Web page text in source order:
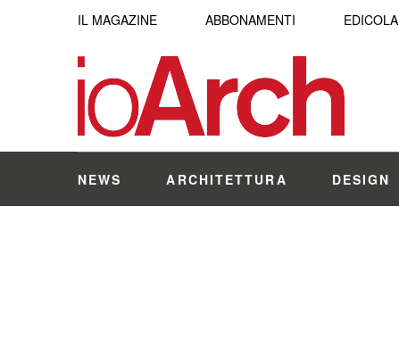
IL MAGAZINE ABBONAMENTI EDICOLA
NEWS ARCHITETTURA DESIGN